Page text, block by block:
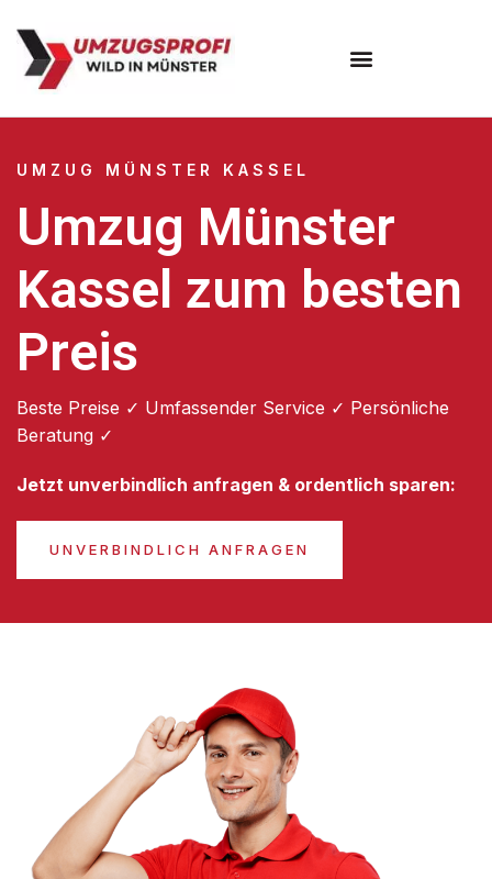
UMZUG MÜNSTER KASSEL
Umzug Münster
Kassel zum besten
Preis
Beste Preise ✓ Umfassender Service ✓ Persönliche
Beratung ✓
Jetzt unverbindlich anfragen & ordentlich sparen:
UNVERBINDLICH ANFRAGEN